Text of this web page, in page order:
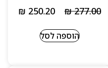
₪277.00
₪ 250.20
הוספה לסל